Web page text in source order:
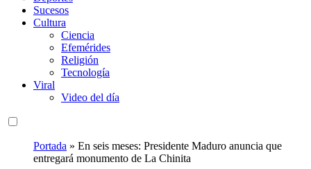
Sucesos
Cultura
Ciencia
Efemérides
Religión
Tecnología
Viral
Video del día
Portada » En seis meses: Presidente Maduro anuncia que
entregará monumento de La Chinita